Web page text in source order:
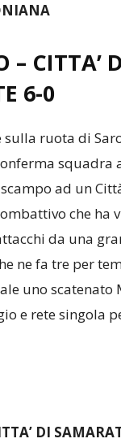
– CITTA’
6-0
sulla ruota di
squadra
ad un
che ha
da una
ne fa tre per
uno scatenato
e rete singola
DI